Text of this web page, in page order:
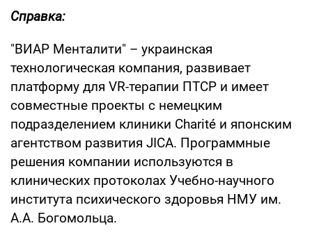
Справка:
"ВИАР Менталити" – украинская
технологическая компания, развивает
платформу для VR-терапии ПТСР и имеет
совместные проекты с немецким
подразделением клиники Charité и японским
агентством развития JICA. Программные
решения компании используются в
клинических протоколах Учебно-научного
института психического здоровья НМУ им.
А.А. Богомольца.